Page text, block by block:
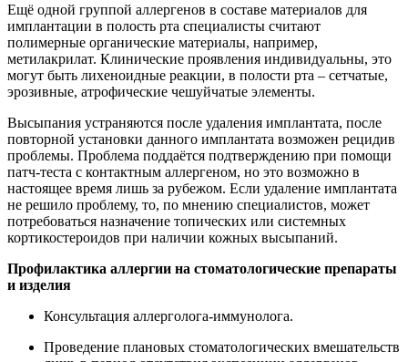
Ещё одной группой аллергенов в составе материалов для
имплантации в полость рта специалисты считают
полимерные органические материалы, например,
метилакрилат. Клинические проявления индивидуальны, это
могут быть лихеноидные реакции, в полости рта – сетчатые,
эрозивные, атрофические чешуйчатые элементы.
Высыпания устраняются после удаления имплантата, после
повторной установки данного имплантата возможен рецидив
проблемы. Проблема поддаётся подтверждению при помощи
патч-теста с контактным аллергеном, но это возможно в
настоящее время лишь за рубежом. Если удаление имплантата
не решило проблему, то, по мнению специалистов, может
потребоваться назначение топических или системных
кортикостероидов при наличии кожных высыпаний.
Профилактика аллергии на стоматологические препараты
и изделия
Консультация аллерголога-иммунолога.
Проведение плановых стоматологических вмешательств